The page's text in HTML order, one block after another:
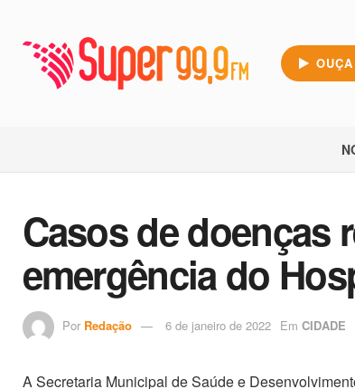
Casos de doenças
emergência do
Por Redação 6 de janeiro de 2022 Em CIDADE
A Secretaria Municipal de Saúde e